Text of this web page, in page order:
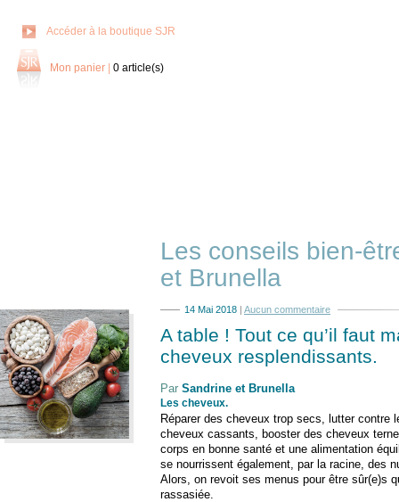
Accéder à la boutique SJR
Mon panier 0 article(s)
Les conseils bien-
et Brunella
14 Mai 2018 | Aucun commentaire
A table ! Tout ce qu’il faut
cheveux resplendissants.
Par Sandrine et Brunella
Les cheveux.
Réparer des cheveux trop secs, lutter contre
cheveux cassants, booster des cheveux
corps en bonne santé et une alimentation
se nourrissent également, par la racine, des
Alors, on revoit ses menus pour être sûr(e)s
rassasiée.